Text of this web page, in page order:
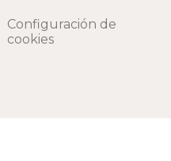
Configuración de
cookies